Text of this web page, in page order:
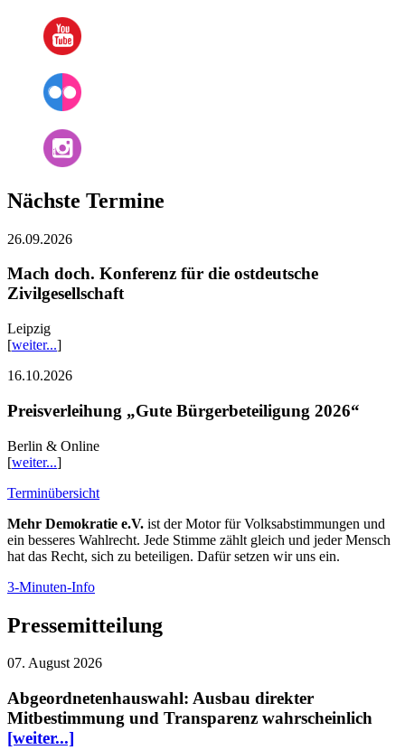
Nächste Termine
26.09.2026
Mach doch. Konferenz für die ostdeutsche
Zivilgesellschaft
Leipzig
[weiter...]
16.10.2026
Preisverleihung „Gute Bürgerbeteiligung 2026“
Berlin & Online
[weiter...]
Terminübersicht
Mehr Demokratie e.V. ist der Motor für Volksabstimmungen und
ein besseres Wahlrecht. Jede Stimme zählt gleich und jeder Mensch
hat das Recht, sich zu beteiligen. Dafür setzen wir uns ein.
3-Minuten-Info
Pressemitteilung
07. August 2026
Abgeordnetenhauswahl: Ausbau direkter
Mitbestimmung und Transparenz wahrscheinlich
[weiter...]